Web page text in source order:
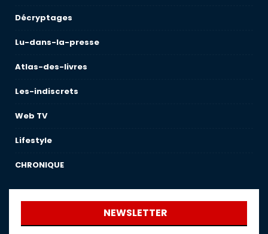
Décryptages
Lu-dans-la-presse
Atlas-des-livres
Les-indiscrets
Web TV
Lifestyle
CHRONIQUE
NEWSLETTER